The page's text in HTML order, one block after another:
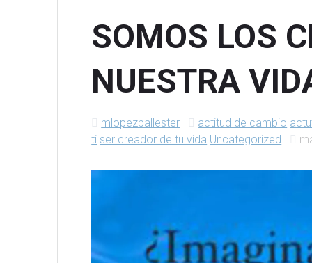
SOMOS LOS
NUESTRA
mlopezballester actitud de cambio
ti ser creador de tu vida Uncategorized